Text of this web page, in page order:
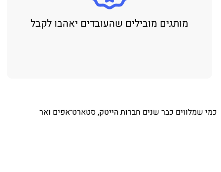
מותגים מובילים שהעובדים יאהבו לקבל
⁨ כמי שמלווים כבר שנים חברות הייטק, סטארט־אפים ואר